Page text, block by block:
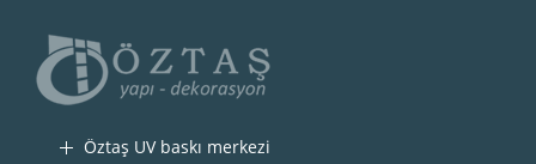
Öztaş UV baskı merkezi